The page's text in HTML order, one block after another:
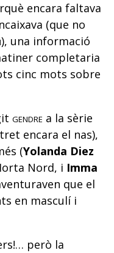
encara faltava
(que no
), una informació
completaria
cinc mots sobre
gendre a la sèrie
encara el nas),
(Yolanda Diez
Nord, i Imma
que el
en masculí i
però la